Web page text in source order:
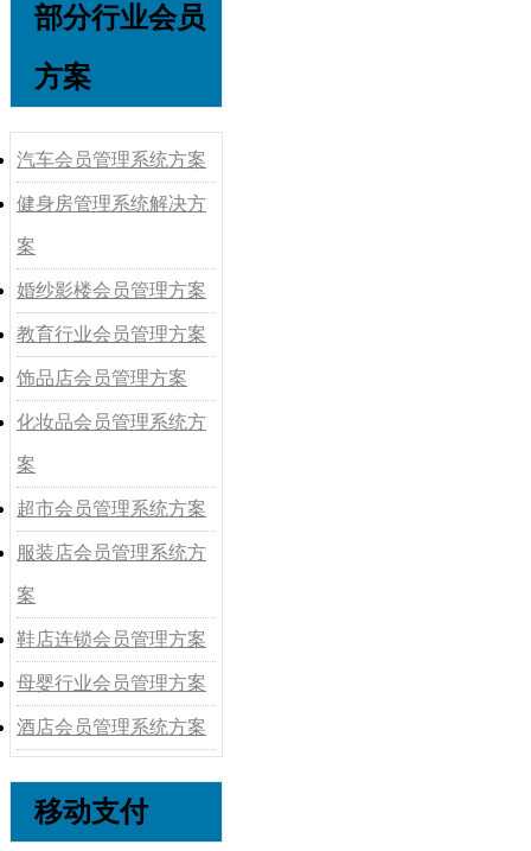
部分行业会员
方案
汽车会员管理系统方案
健身房管理系统解决方
案
婚纱影楼会员管理方案
教育行业会员管理方案
饰品店会员管理方案
化妆品会员管理系统方
案
超市会员管理系统方案
服装店会员管理系统方
案
鞋店连锁会员管理方案
母婴行业会员管理方案
酒店会员管理系统方案
移动支付